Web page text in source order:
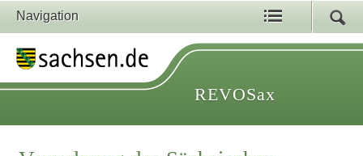
Navigation
REVOSax